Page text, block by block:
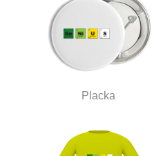
Placka